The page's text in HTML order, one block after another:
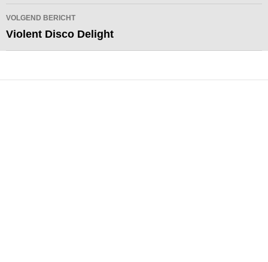
VOLGEND BERICHT
Violent Disco Delight